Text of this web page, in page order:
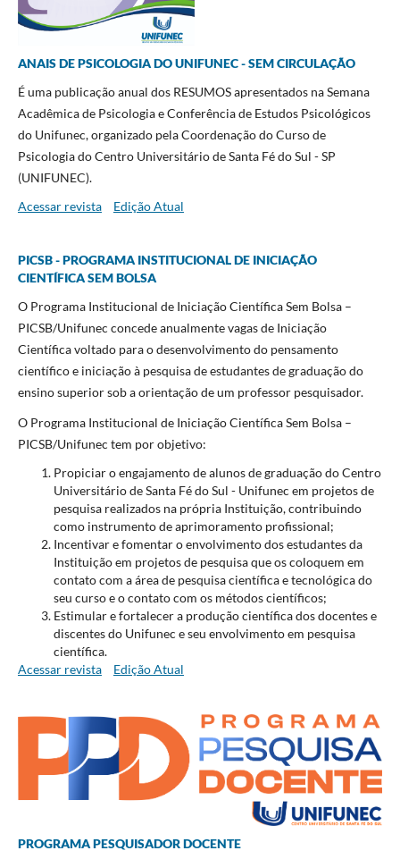
ANAIS DE PSICOLOGIA DO UNIFUNEC - SEM CIRCULAÇÃO
É uma publicação anual dos RESUMOS apresentados na Semana
Acadêmica de Psicologia e Conferência de Estudos Psicológicos
do Unifunec, organizado pela Coordenação do Curso de
Psicologia do Centro Universitário de Santa Fé do Sul - SP
(UNIFUNEC).
Acessar revista
Edição Atual
PICSB - PROGRAMA INSTITUCIONAL DE INICIAÇÃO
CIENTÍFICA SEM BOLSA
O Programa Institucional de Iniciação Científica Sem Bolsa –
PICSB/Unifunec concede anualmente vagas de Iniciação
Científica voltado para o desenvolvimento do pensamento
científico e iniciação à pesquisa de estudantes de graduação do
ensino superior sob a orientação de um professor pesquisador.
O Programa Institucional de Iniciação Científica Sem Bolsa –
PICSB/Unifunec tem por objetivo:
Propiciar o engajamento de alunos de graduação do Centro
Universitário de Santa Fé do Sul - Unifunec em projetos de
pesquisa realizados na própria Instituição, contribuindo
como instrumento de aprimoramento profissional;
Incentivar e fomentar o envolvimento dos estudantes da
Instituição em projetos de pesquisa que os coloquem em
contato com a área de pesquisa científica e tecnológica do
seu curso e o contato com os métodos científicos;
Estimular e fortalecer a produção científica dos docentes e
discentes do Unifunec e seu envolvimento em pesquisa
científica.
Acessar revista
Edição Atual
PROGRAMA PESQUISADOR DOCENTE